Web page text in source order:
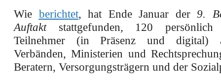
Wie berichtet, hat Ende Januar der9.
Auftaktstattgefunden, 120 persönlich
Teilnehmer (in Präsenz und digital)
Verbänden, Ministerien und
Beratern, Versorgungsträgern und der